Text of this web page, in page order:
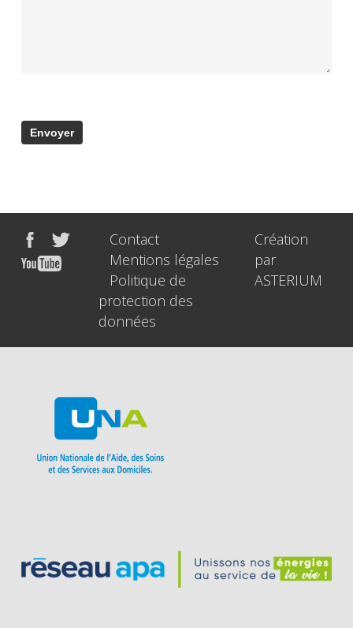
Contact
Mentions légales
Politique de
protection des
données
Création
par
ASTERIUM